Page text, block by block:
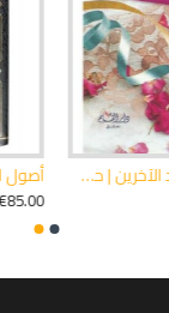
القلم دمشق